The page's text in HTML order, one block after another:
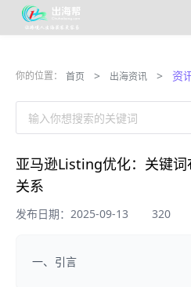
你的位置： 首页 > 出海资讯 > 资
输入你想搜索的关键词
亚马逊Listing优化：关键
关系
发布日期：2025-09-13 320
一、引言